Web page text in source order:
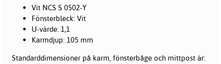
Vit NCS S 0502-Y
Fönsterbleck: Vit
U-värde: 1,1
Karmdjup: 105 mm
Standarddimensioner på karm, fönsterbåge och mittpost är: